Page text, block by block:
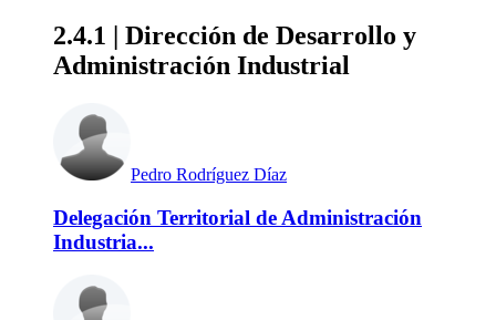
2.4.1 | Dirección de Desarrollo y
Administración Industrial
Pedro Rodríguez Díaz
Delegación Territorial de Administración
Industria...